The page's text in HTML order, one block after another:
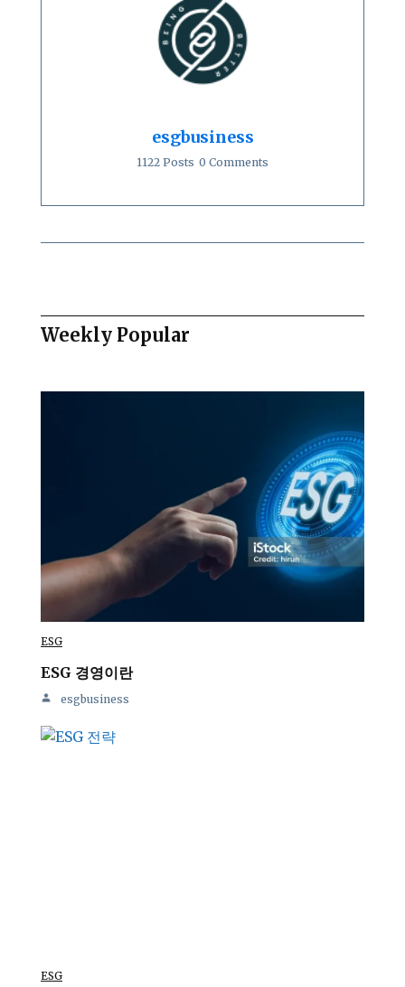
esgbusiness
1122 Posts 0 Comments
Weekly Popular
ESG
ESG 경영이란
esgbusiness
ESG